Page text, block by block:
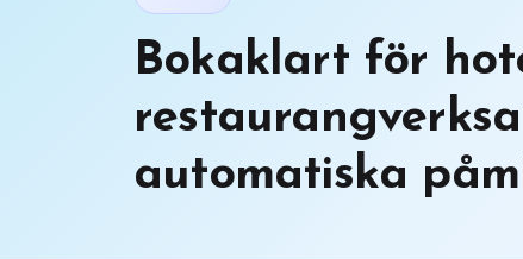
Bokaklart för
automatiska